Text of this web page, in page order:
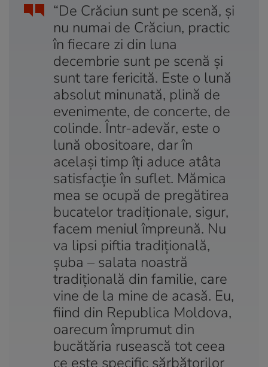
“De Crăciun sunt pe scenă, și
nu numai de Crăciun, practic
în fiecare zi din luna
decembrie sunt pe scenă și
sunt tare fericită. Este o lună
absolut minunată, plină de
evenimente, de concerte, de
colinde. Într-adevăr, este o
lună obositoare, dar în
același timp îți aduce atâta
satisfacție în suflet. Mămica
mea se ocupă de pregătirea
bucatelor tradiționale, sigur,
facem meniul împreună. Nu
va lipsi piftia tradițională,
șuba – salata noastră
tradițională din familie, care
vine de la mine de acasă. Eu,
fiind din Republica Moldova,
oarecum împrumut din
bucătăria rusească tot ceea
ce este specific sărbătorilor